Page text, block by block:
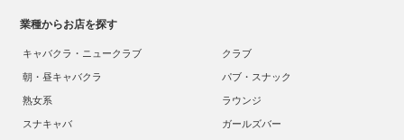
業種からお店を探す
キャバクラ・ニュークラブ
クラブ
朝・昼キャバクラ
パブ・スナック
熟女系
ラウンジ
スナキャバ
ガールズバー